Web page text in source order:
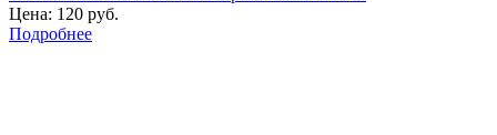
Цена: 120 руб.
Подробнее